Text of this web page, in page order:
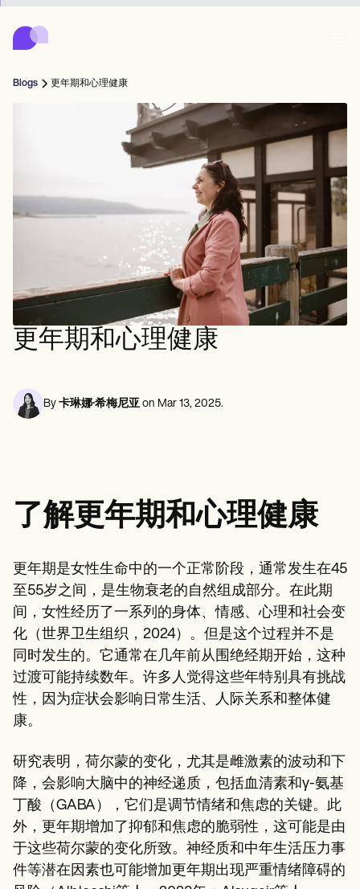
Carepatron
Product
日程安排
健康记录
实践管理
辅导员
言语病理学家
脊椎按摩师
营养师和营养师
物理治疗师
资源指南
应用程序指南
模板
ICD 代码
Procedure Codes
超级账单模板
SOAP 笔记模板
治疗计划模板
Informed Consent Form
Social Work Treatment Plans
DAR Note Template
Patient Visit Summary Template
Demos
Training Hub
Webinars
Switch to Carepatron
Become a Partner
Pricing
Why Carepatron?
Login
Get started
Online booking
Client messaging
SMS and email
会面
In session notes
记录
AI Scribe
Clinical notes
完成
Treatment plans
账单
Invoicing and payments
合规与安全
Carepatron AI
查看完整工作流程
Counselors
Nurse practitioners
Nurses
Physicians
Psychiatrists
Nutritionists
Occupational therapists
Physical therapists
Acupuncturists
Chiropractors
Health coaches
Massage therapists
Personal trainers
Get started for free
Book a demo
登录
Blogs 更年期和心理健康
更年期和心理健康
By 卡琳娜·希梅尼亚 on Mar 13, 2025.
了解更年期和心理健康
更年期是女性生命中的一个正常阶段，通常发生在45
至55岁之间，是生物衰老的自然组成部分。在此期
间，女性经历了一系列的身体、情感、心理和社会变
化（世界卫生组织，2024）。但是这个过程并不是
同时发生的。它通常在几年前从围绝经期开始，这种
过渡可能持续数年。许多人觉得这些年特别具有挑战
性，因为症状会影响日常生活、人际关系和整体健
康。
研究表明，荷尔蒙的变化，尤其是雌激素的波动和下
降，会影响大脑中的神经递质，包括血清素和γ-氨基
丁酸（GABA），它们是调节情绪和焦虑的关键。此
外，更年期增加了抑郁和焦虑的脆弱性，这可能是由
于这些荷尔蒙的变化所致。神经质和中年生活压力事
件等潜在因素也可能增加更年期出现严重情绪障碍的